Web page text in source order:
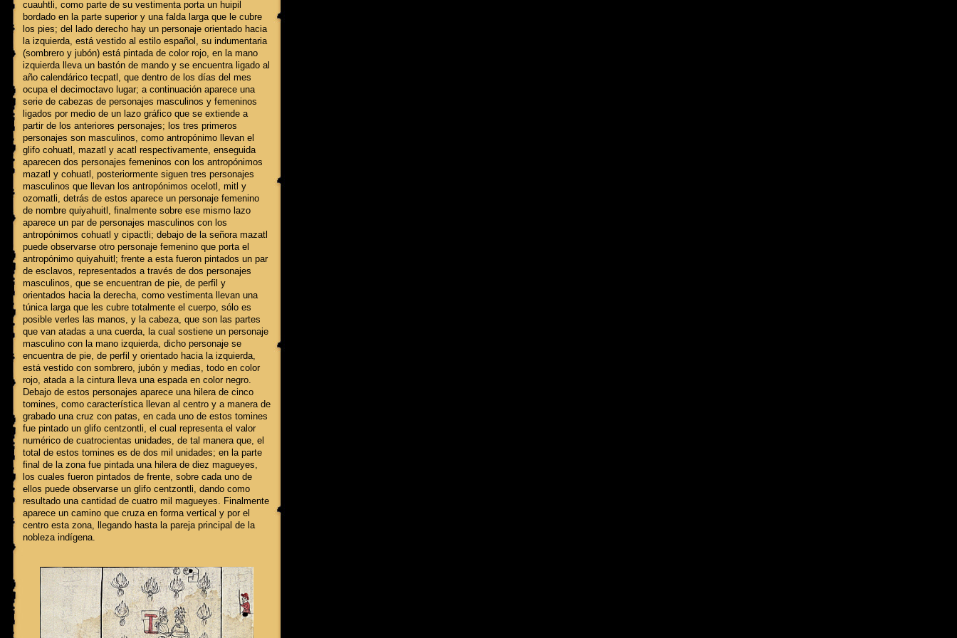
cuauhtli, como parte de su vestimenta porta un huipil
bordado en la parte superior y una falda larga que le cubre
los pies; del lado derecho hay un personaje orientado hacia
la izquierda, está vestido al estilo español, su indumentaria
(sombrero y jubón) está pintada de color rojo, en la mano
izquierda lleva un bastón de mando y se encuentra ligado al
año calendárico tecpatl, que dentro de los días del mes
ocupa el decimoctavo lugar; a continuación aparece una
serie de cabezas de personajes masculinos y femeninos
ligados por medio de un lazo gráfico que se extiende a
partir de los anteriores personajes; los tres primeros
personajes son masculinos, como antropónimo llevan el
glifo cohuatl, mazatl y acatl respectivamente, enseguida
aparecen dos personajes femeninos con los antropónimos
mazatl y cohuatl, posteriormente siguen tres personajes
masculinos que llevan los antropónimos ocelotl, mitl y
ozomatli, detrás de estos aparece un personaje femenino
de nombre quiyahuitl, finalmente sobre ese mismo lazo
aparece un par de personajes masculinos con los
antropónimos cohuatl y cipactli; debajo de la señora mazatl
puede observarse otro personaje femenino que porta el
antropónimo quiyahuitl; frente a esta fueron pintados un par
de esclavos, representados a través de dos personajes
masculinos, que se encuentran de pie, de perfil y
orientados hacia la derecha, como vestimenta llevan una
túnica larga que les cubre totalmente el cuerpo, sólo es
posible verles las manos, y la cabeza, que son las partes
que van atadas a una cuerda, la cual sostiene un personaje
masculino con la mano izquierda, dicho personaje se
encuentra de pie, de perfil y orientado hacia la izquierda,
está vestido con sombrero, jubón y medias, todo en color
rojo, atada a la cintura lleva una espada en color negro.
Debajo de estos personajes aparece una hilera de cinco
tomines, como característica llevan al centro y a manera de
grabado una cruz con patas, en cada uno de estos tomines
fue pintado un glifo centzontli, el cual representa el valor
numérico de cuatrocientas unidades, de tal manera que, el
total de estos tomines es de dos mil unidades; en la parte
final de la zona fue pintada una hilera de diez magueyes,
los cuales fueron pintados de frente, sobre cada uno de
ellos puede observarse un glifo centzontli, dando como
resultado una cantidad de cuatro mil magueyes. Finalmente
aparece un camino que cruza en forma vertical y por el
centro esta zona, llegando hasta la pareja principal de la
nobleza indígena.